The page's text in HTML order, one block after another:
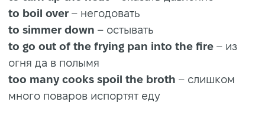
to boil over – негодовать
to simmer down – остывать
to go out of the frying pan into the fire – из
огня да в полымя
too many cooks spoil the broth – слишком
много поваров испортят еду